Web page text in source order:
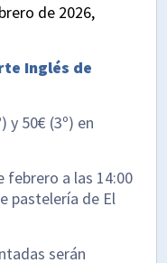
de 2026,
Inglés de
y 50€ (3º) en
febrero a las 14:00
pastelería de El
serán